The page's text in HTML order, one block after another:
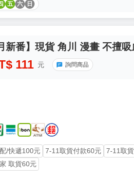
五 六 日
新番】現貨 角川 漫畫 不擅
111 元 詢問商品
/快遞100元 7-11取貨付款60元 7-11取
取貨60元